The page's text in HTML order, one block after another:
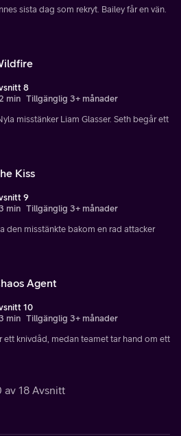
sista dag som rekryt. Bailey får en vän.
8
min Tillgänglig 3+ månader
misstänker Liam Glasser. Seth begår ett
Kiss
9
min Tillgänglig 3+ månader
den misstänkte bakom en rad attacker
Agent
10
min Tillgänglig 3+ månader
ett knivdåd, medan teamet tar hand om ett
av 18 Avsnitt